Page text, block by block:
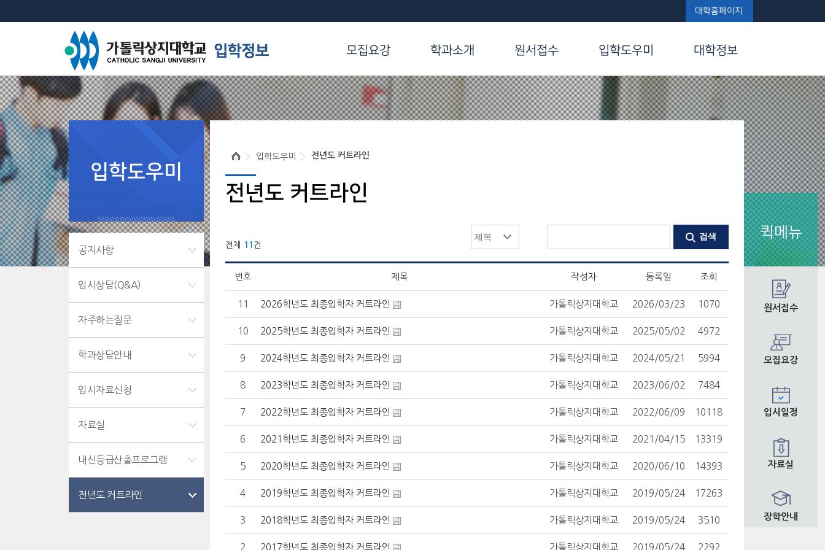
대학홈페이지
모집요강 학과소개 원서접수 입학도우미 대학정보
퀵메뉴
원서접수
모집요강
입시일정
자료실
장학안내
입학도우미
공지사항
입시상담(Q&A)
자주하는질문
학과상담안내
입시자료신청
자료실
내신등급산출프로그램
전년도 커트라인
입학도우미 전년도 커트라인
전년도 커트라인
전체 11 건
번호 제목 작성자 등록일 조회
11 2026학년도 최종입학자 커트라인 가톨릭상지대학교 2026/03/23 1070
10 2025학년도 최종입학자 커트라인 가톨릭상지대학교 2025/05/02 4972
9 2024학년도 최종입학자 커트라인 가톨릭상지대학교 2024/05/21 5994
8 2023학년도 최종입학자 커트라인 가톨릭상지대학교 2023/06/02 7484
7 2022학년도 최종입학자 커트라인 가톨릭상지대학교 2022/06/09 10118
6 2021학년도 최종입학자 커트라인 가톨릭상지대학교 2021/04/15 13319
5 2020학년도 최종입학자 커트라인 가톨릭상지대학교 2020/06/10 14393
4 2019학년도 최종입학자 커트라인 가톨릭상지대학교 2019/05/24 17263
3 2018학년도 최종입학자 커트라인 가톨릭상지대학교 2019/05/24 3510
2 2017학년도 최종입학자 커트라인 가톨릭상지대학교 2019/05/24 2292